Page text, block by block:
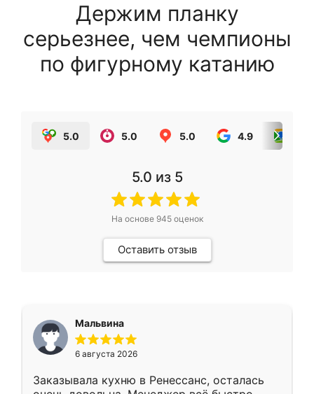
Держим планку
серьезнее, чем чемпионы
по фигурному катанию
5.0 5.0 5.0 4.9
5.0 из 5
На основе 945оценок
Оставить отзыв
Мальвина
6 августа 2026
Заказывала кухню в Ренессанс, осталась